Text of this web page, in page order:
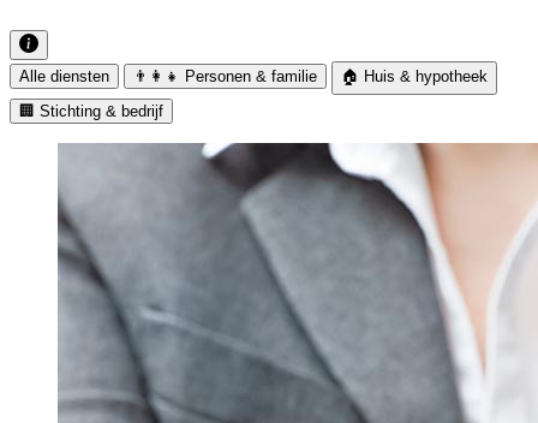
Alle diensten 👨‍👩‍👧 Personen & familie
🏠 Huis & hypotheek
🏢 Stichting & bedrijf